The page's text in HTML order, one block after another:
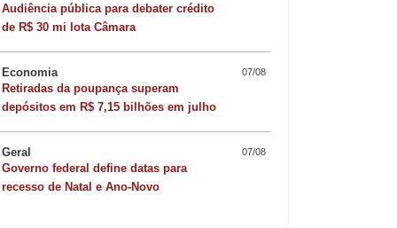
Catedral Basílica Nossa
fé. Durante a procissão, o
pela comunidade.
Pelo segundo ano consecutivo, a
Quer sofisticar o
risoto de camarão
Audiência pública para debater crédito
de R$ 30 mi lota Câmara
Economia 07/08
Retiradas da poupança superam
depósitos em R$ 7,15 bilhões em julho
Geral 07/08
Governo federal define datas para
recesso de Natal e Ano-Novo